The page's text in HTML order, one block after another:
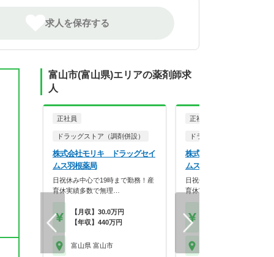
求人を保存する
富山市(富山県)エリアの薬剤師求
人
正社員
ドラッグストア（調剤併設）
株式会社モリキ ドラッグセイ
ムス羽根薬局
日祝休み中心で19時まで勤務！産
育休実績多数で無理…
【月収】30.0万円
【年収】440万円
富山県 富山市
正社員
ドラッグストア（調剤併設
株式会社モリキ ドラッ
ムス富山西田地方薬局
日祝休み中心で19時まで勤
育休実績多数で無理…